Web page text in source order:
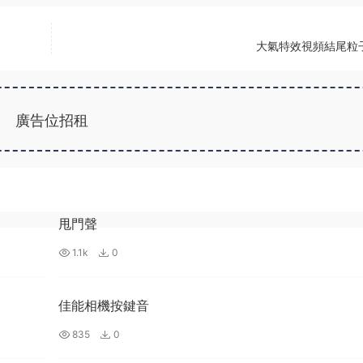
大氣特效視頻結尾粒
廣告位招租
甩門聲
1.1k 0
佳能相機按鍵音
835 0